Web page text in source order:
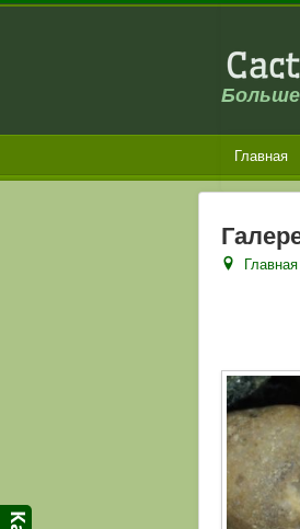
Больше
Главная
Главная